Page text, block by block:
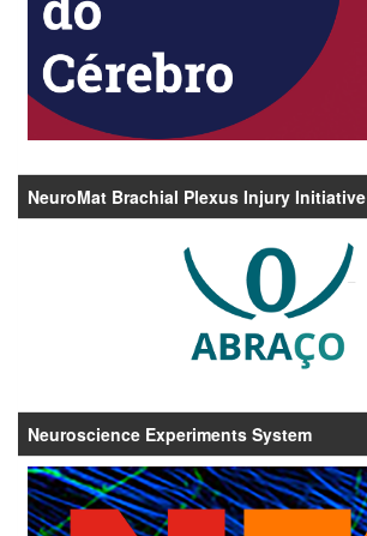
NeuroMat Brachial Plexus Injury Initiative
Neuroscience Experiments System